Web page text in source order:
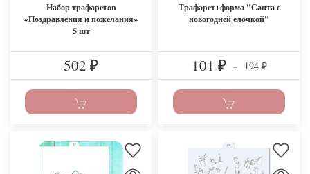
Набор трафаретов
«Поздравления и пожелания»
5 шт
502 ₽
Трафарет+форма "Санта с
новогодней елочкой"
101 ₽ – 194 ₽